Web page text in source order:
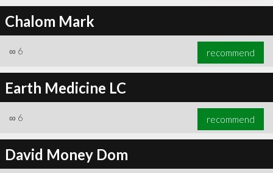
Chalom Mark
∞ 6 recommend
Earth Medicine LC
∞ 6 recommend
David Money Dom